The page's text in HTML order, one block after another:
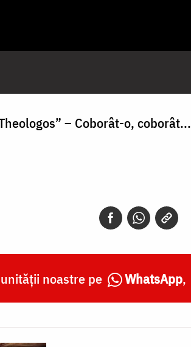
– Coborât-o, coborât...
noastre pe WhatsApp,